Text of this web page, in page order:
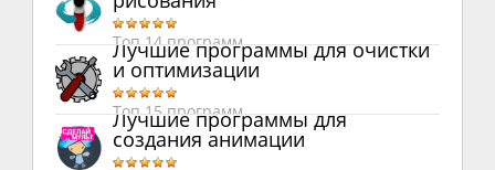
Топ 14 программ
Лучшие программы для очистки
и оптимизации
Топ 15 программ
Лучшие программы для
создания анимации